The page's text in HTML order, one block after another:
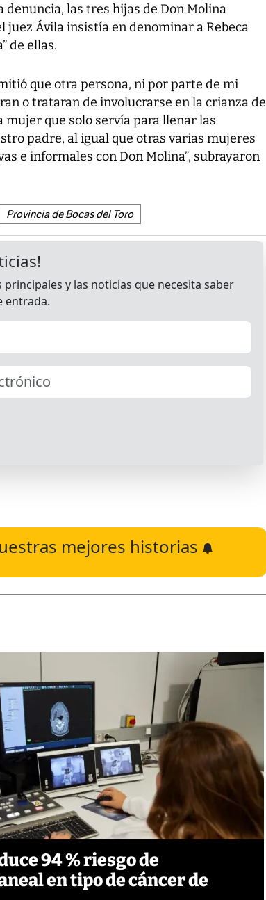
denuncia, las tres hijas de Don Molina
juez Ávila insistía en denominar a Rebeca
de ellas.
que otra persona, ni por parte de mi
o trataran de involucrarse en la crianza de
mujer que solo servía para llenar las
padre, al igual que otras varias mujeres
e informales con Don Molina”, subrayaron
Provincia de Bocas del Toro
mejores historias
94 % riesgo de
en tipo de cáncer de